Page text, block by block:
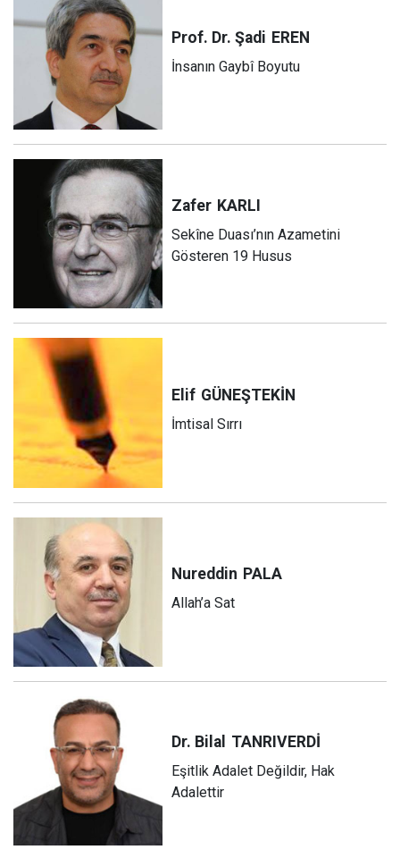
Prof. Dr. Şadi EREN
İnsanın Gaybî Boyutu
Zafer KARLI
Sekîne Duası’nın Azametini
Gösteren 19 Husus
Elif GÜNEŞTEKİN
İmtisal Sırrı
Nureddin PALA
Allah’a Sat
Dr. Bilal TANRIVERDİ
Eşitlik Adalet Değildir, Hak
Adalettir